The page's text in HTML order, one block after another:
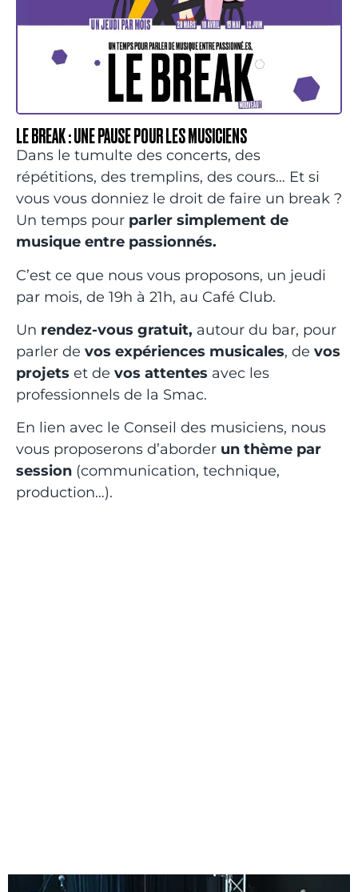
LE BREAK :UNE PAUSE POUR LES MUSICIENS
Dans le tumulte des concerts, des
répétitions, des tremplins, des cours… Et si
vous vous donniez le droit de faire un break ?
Un temps pour parler simplement de
musique entre passionnés.
C’est ce que nous vous proposons, un jeudi
par mois, de 19h à 21h, au Café Club.
Un rendez-vous gratuit, autour du bar, pour
parler de vos expériences musicales, de vos
projets et de vos attentes avec les
professionnels de la Smac.
En lien avec le Conseil des musiciens, nous
vous proposerons d’aborder un thème par
session (communication, technique,
production…).